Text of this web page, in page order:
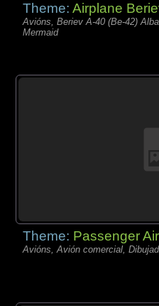
Theme:Airplane
Avións, Beriev A-40 (Be-42)
Mermaid
Theme: Passenger
Avións, Avión comercial,